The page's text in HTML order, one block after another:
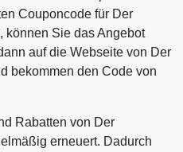
Couponcode für Der
können Sie das Angebot
auf die Webseite von Der
bekommen den Code von
Rabatten von Der
erneuert. Dadurch